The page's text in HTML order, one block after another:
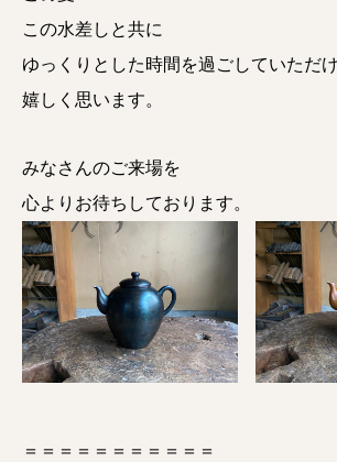
この水差しと共に
ゆっくりとした時間を過ごしていただ
嬉しく思います。
みなさんのご来場を
心よりお待ちしております。
＝＝＝＝＝＝＝＝＝＝＝